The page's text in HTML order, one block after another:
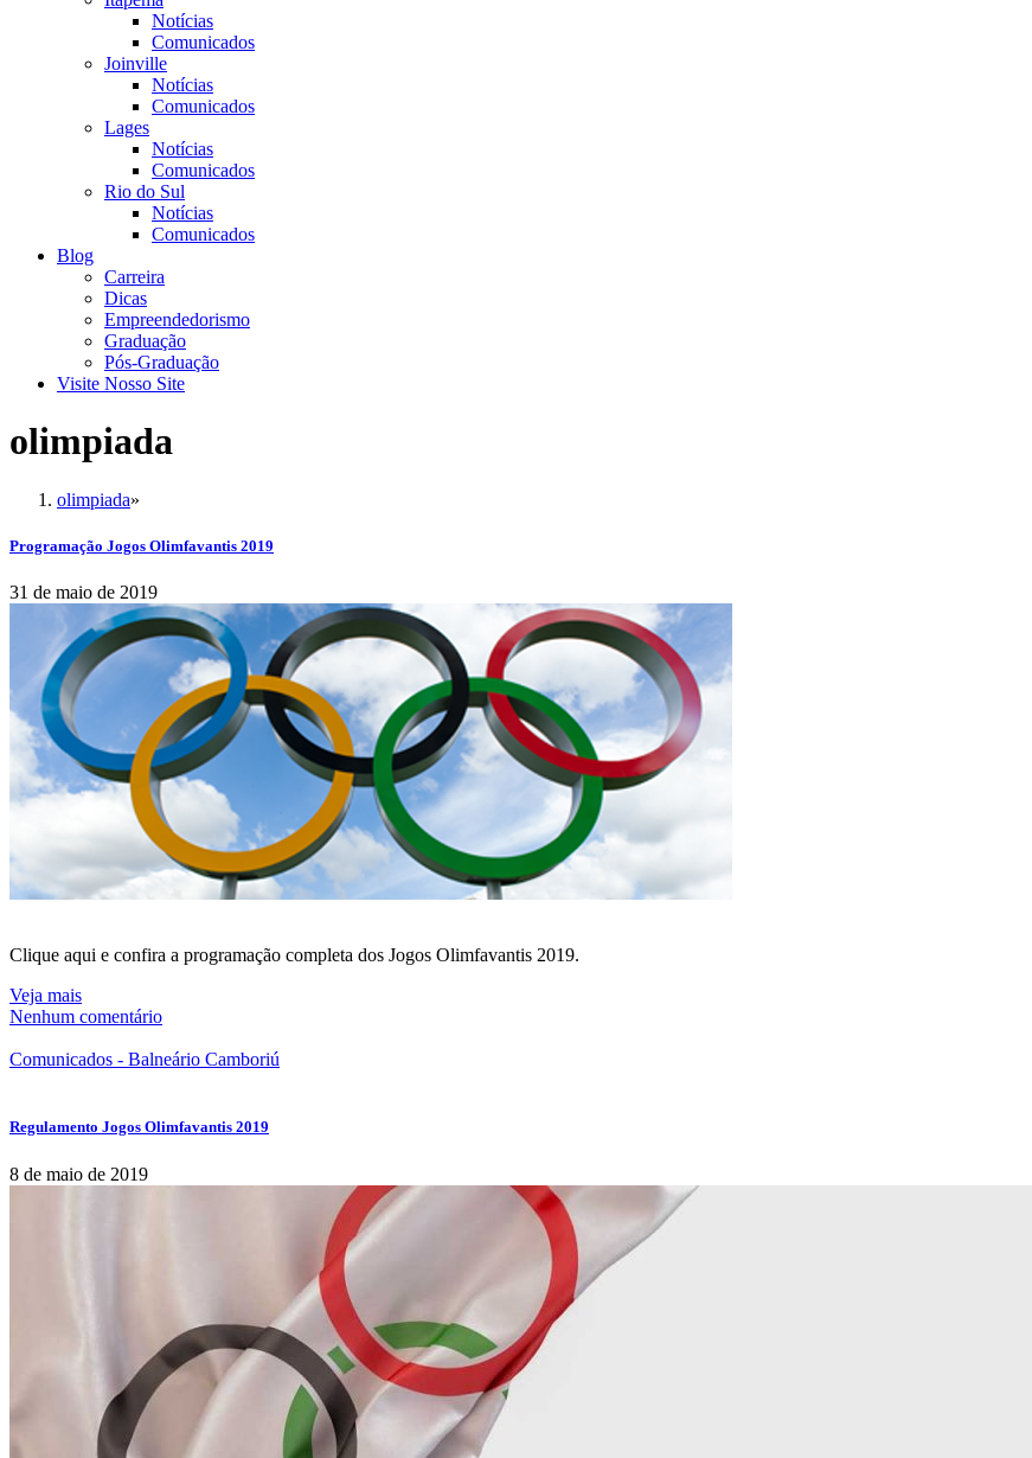
Notícias
Comunicados
Joinville
Notícias
Comunicados
Lages
Notícias
Comunicados
Rio do Sul
Notícias
Comunicados
Blog
Carreira
Dicas
Empreendedorismo
Graduação
Pós-Graduação
Visite Nosso Site
olimpiada
olimpiada»
Programação Jogos Olimfavantis 2019
31 de maio de 2019
Clique aqui e confira a programação completa dos Jogos Olimfavantis 2019.
Veja mais
Nenhum comentário
Comunicados - Balneário Camboriú
Regulamento Jogos Olimfavantis 2019
8 de maio de 2019